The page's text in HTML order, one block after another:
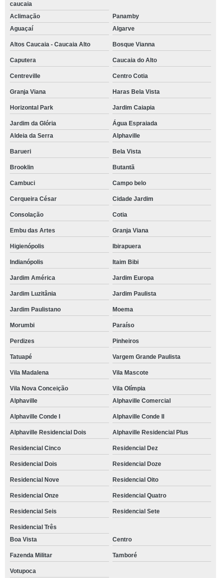
caucaia
Aclimação
Panamby
Aguaçaí
Algarve
Altos Caucaia - Caucaia Alto Bosque Vianna
Caputera Caucaia do Alto
Centreville Centro Cotia
Granja Viana Haras Bela Vista
Horizontal Park Jardim Caiapia
Jardim da Glória
Água Espraiada
Aldeia da Serra
Alphaville
Barueri Bela Vista
Brooklin Butantã
Cambuci Campo belo
Cerqueira César Cidade Jardim
Consolação Cotia
Embu das Artes Granja Viana
Higienópolis Ibirapuera
Indianópolis Itaim Bibi
Jardim América Jardim Europa
Jardim Luzitânia Jardim Paulista
Jardim Paulistano Moema
Morumbi Paraíso
Perdizes Pinheiros
Tatuapé Vargem Grande Paulista
Vila Madalena Vila Mascote
Vila Nova Conceição
Vila Olímpia
Alphaville
Alphaville Comercial
Alphaville Conde I Alphaville Conde II
Alphaville Residencial Dois Alphaville Residencial Plus
Residencial Cinco Residencial Dez
Residencial Dois Residencial Doze
Residencial Nove Residencial Oito
Residencial Onze Residencial Quatro
Residencial Seis Residencial Sete
Residencial Três
Boa Vista
Centro
Fazenda Militar Tamboré
Votupoca